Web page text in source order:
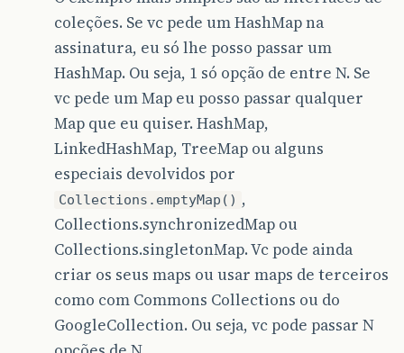
coleções. Se vc pede um HashMap na
assinatura, eu só lhe posso passar um
HashMap. Ou seja, 1 só opção de entre N. Se
vc pede um Map eu posso passar qualquer
Map que eu quiser. HashMap,
LinkedHashMap, TreeMap ou alguns
especiais devolvidos por
Collections.emptyMap() ,
Collections.synchronizedMap ou
Collections.singletonMap. Vc pode ainda
criar os seus maps ou usar maps de terceiros
como com Commons Collections ou do
GoogleCollection. Ou seja, vc pode passar N